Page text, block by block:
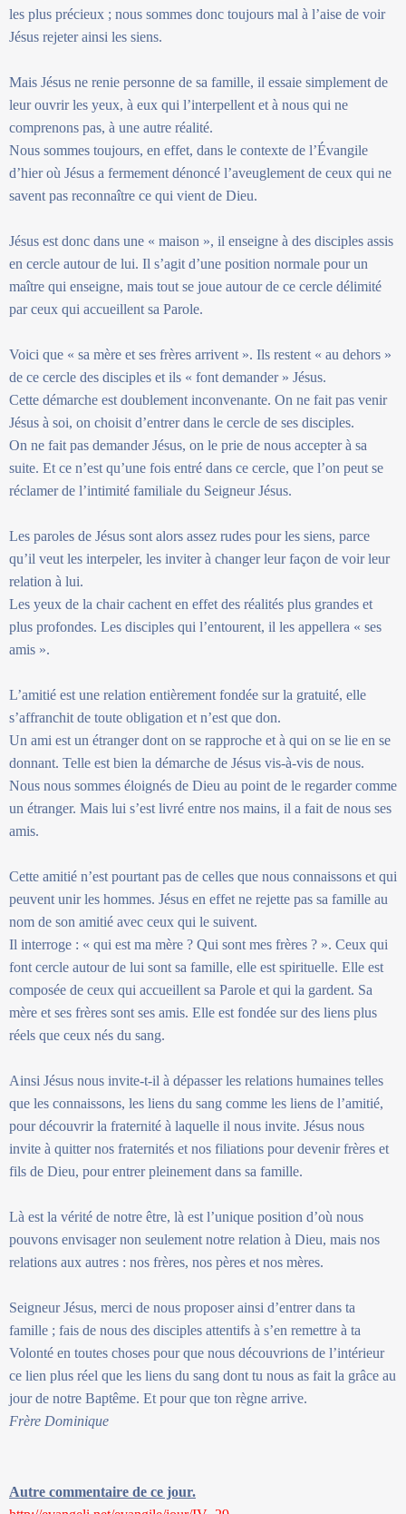
les plus précieux ; nous sommes donc toujours mal à l’aise de voir
Jésus rejeter ainsi les siens.
Mais Jésus ne renie personne de sa famille, il essaie simplement de
leur ouvrir les yeux, à eux qui l’interpellent et à nous qui ne
comprenons pas, à une autre réalité.
Nous sommes toujours, en effet, dans le contexte de l’Évangile
d’hier où Jésus a fermement dénoncé l’aveuglement de ceux qui ne
savent pas reconnaître ce qui vient de Dieu.
Jésus est donc dans une « maison », il enseigne à des disciples assis
en cercle autour de lui. Il s’agit d’une position normale pour un
maître qui enseigne, mais tout se joue autour de ce cercle délimité
par ceux qui accueillent sa Parole.
Voici que « sa mère et ses frères arrivent ». Ils restent « au dehors »
de ce cercle des disciples et ils « font demander » Jésus.
Cette démarche est doublement inconvenante. On ne fait pas venir
Jésus à soi, on choisit d’entrer dans le cercle de ses disciples.
On ne fait pas demander Jésus, on le prie de nous accepter à sa
suite. Et ce n’est qu’une fois entré dans ce cercle, que l’on peut se
réclamer de l’intimité familiale du Seigneur Jésus.
Les paroles de Jésus sont alors assez rudes pour les siens, parce
qu’il veut les interpeler, les inviter à changer leur façon de voir leur
relation à lui.
Les yeux de la chair cachent en effet des réalités plus grandes et
plus profondes. Les disciples qui l’entourent, il les appellera « ses
amis ».
L’amitié est une relation entièrement fondée sur la gratuité, elle
s’affranchit de toute obligation et n’est que don.
Un ami est un étranger dont on se rapproche et à qui on se lie en se
donnant. Telle est bien la démarche de Jésus vis-à-vis de nous.
Nous nous sommes éloignés de Dieu au point de le regarder comme
un étranger. Mais lui s’est livré entre nos mains, il a fait de nous ses
amis.
Cette amitié n’est pourtant pas de celles que nous connaissons et qui
peuvent unir les hommes. Jésus en effet ne rejette pas sa famille au
nom de son amitié avec ceux qui le suivent.
Il interroge : « qui est ma mère ? Qui sont mes frères ? ». Ceux qui
font cercle autour de lui sont sa famille, elle est spirituelle. Elle est
composée de ceux qui accueillent sa Parole et qui la gardent. Sa
mère et ses frères sont ses amis. Elle est fondée sur des liens plus
réels que ceux nés du sang.
Ainsi Jésus nous invite-t-il à dépasser les relations humaines telles
que les connaissons, les liens du sang comme les liens de l’amitié,
pour découvrir la fraternité à laquelle il nous invite. Jésus nous
invite à quitter nos fraternités et nos filiations pour devenir frères et
fils de Dieu, pour entrer pleinement dans sa famille.
Là est la vérité de notre être, là est l’unique position d’où nous
pouvons envisager non seulement notre relation à Dieu, mais nos
relations aux autres : nos frères, nos pères et nos mères.
Seigneur Jésus, merci de nous proposer ainsi d’entrer dans ta
famille ; fais de nous des disciples attentifs à s’en remettre à ta
Volonté en toutes choses pour que nous découvrions de l’intérieur
ce lien plus réel que les liens du sang dont tu nous as fait la grâce au
jour de notre Baptême. Et pour que ton règne arrive.
Frère Dominique
Autre commentaire de ce jour.